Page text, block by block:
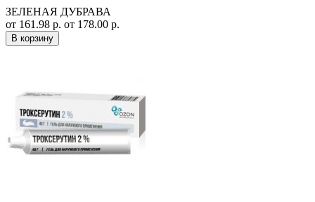
ЗЕЛЕНАЯ ДУБРАВА
от 161.98 р. от 178.00 р.
В корзину